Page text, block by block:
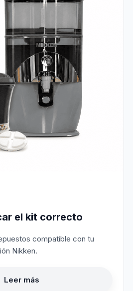
el kit correcto
compatible con tu
Nikken.
Leer más